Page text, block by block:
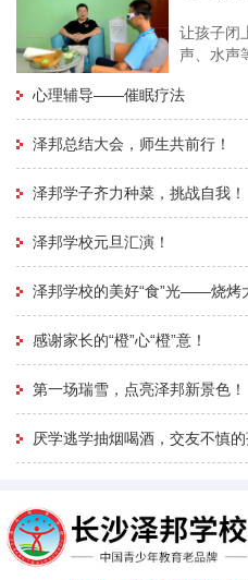
让孩子闭
声、水声
利于心理
心理辅导——催眠疗法
泽邦总结大会，师生共前行！
泽邦学子齐力种菜，挑战自我！
泽邦学校元旦汇演！
泽邦学校的美好“食”光——烧烤
感谢家长的“橙”心“橙”意！
第一场瑞雪，点亮泽邦新景色！
厌学逃学抽烟喝酒，交友不慎